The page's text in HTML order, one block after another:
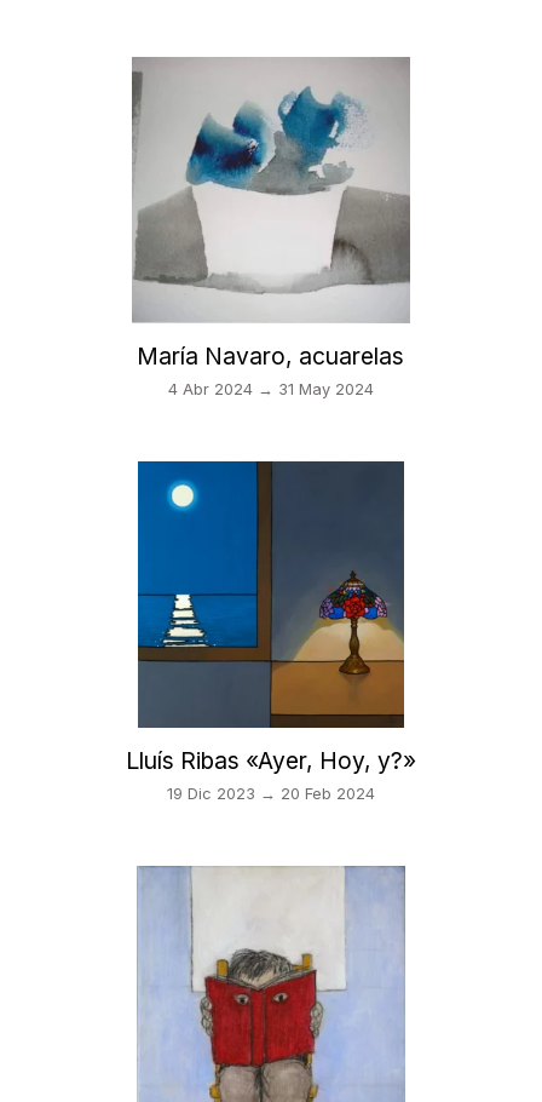
María Navaro, acuarelas
4 Abr 2024 → 31 May 2024
Lluís Ribas «Ayer, Hoy, y?»
19 Dic 2023 → 20 Feb 2024